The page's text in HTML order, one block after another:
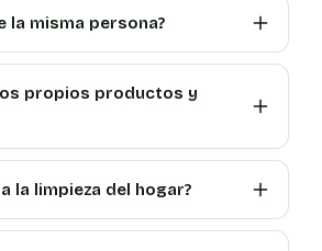
la misma persona?
propios productos y
la limpieza del hogar?